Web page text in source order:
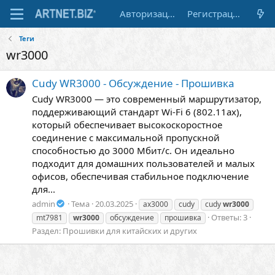
Авторизация Регистрация
Теги
wr3000
Cudy WR3000 - Обсуждение - Прошивка
Cudy WR3000 — это современный маршрутизатор,
поддерживающий стандарт Wi-Fi 6 (802.11ax),
который обеспечивает высокоскоростное
соединение с максимальной пропускной
способностью до 3000 Мбит/с. Он идеально
подходит для домашних пользователей и малых
офисов, обеспечивая стабильное подключение
для...
admin Тема 20.03.2025 ax3000 cudy cudywr3000
mt7981
wr3000 обсуждение прошивка
Ответы: 3
Раздел: Прошивки для китайских и других